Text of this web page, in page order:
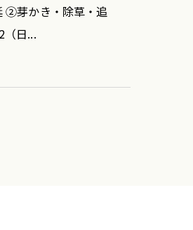
②芽かき・除草・追
日...